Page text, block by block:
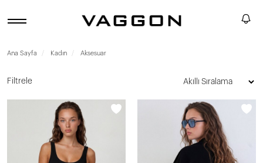
Ana Sayfa Kadın Aksesuar
Filtrele